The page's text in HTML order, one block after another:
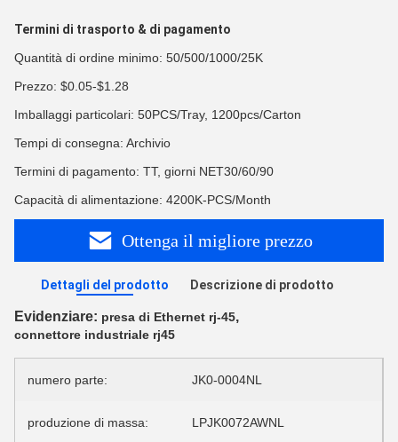
Termini di trasporto & di pagamento
Quantità di ordine minimo: 50/500/1000/25K
Prezzo: $0.05-$1.28
Imballaggi particolari: 50PCS/Tray, 1200pcs/Carton
Tempi di consegna: Archivio
Termini di pagamento: TT, giorni NET30/60/90
Capacità di alimentazione: 4200K-PCS/Month
Ottenga il migliore prezzo
Dettagli del prodotto Descrizione di prodotto
Evidenziare: presa di Ethernet rj-45,
connettore industriale rj45
numero parte: JK0-0004NL
produzione di massa: LPJK0072AWNL